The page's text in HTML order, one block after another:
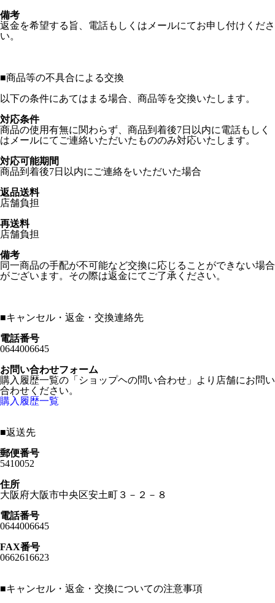
備考
返金を希望する旨、電話もしくはメールにてお申し付けくださ
い。
■商品等の不具合による交換
以下の条件にあてはまる場合、商品等を交換いたします。
対応条件
商品の使用有無に関わらず、商品到着後7日以内に電話もしく
はメールにてご連絡いただいたもののみ対応いたします。
対応可能期間
商品到着後7日以内にご連絡をいただいた場合
返品送料
店舗負担
再送料
店舗負担
備考
同一商品の手配が不可能など交換に応じることができない場合
がございます。その際は返金にてご了承ください。
■キャンセル・返金・交換連絡先
電話番号
0644006645
お問い合わせフォーム
購入履歴一覧の「ショップヘの問い合わせ」より店舗にお問い
合わせください。
購入履歴一覧
■返送先
郵便番号
5410052
住所
大阪府大阪市中央区安土町３－２－８
電話番号
0644006645
FAX番号
0662616623
■キャンセル・返金・交換についての注意事項